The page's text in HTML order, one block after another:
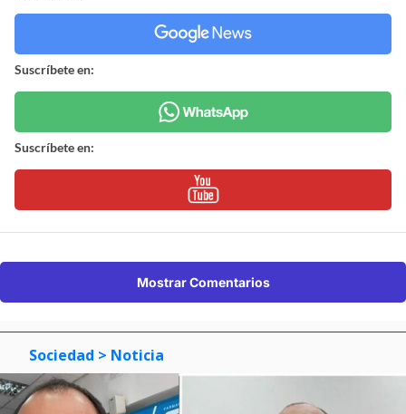
Suscríbete en:
Suscríbete en:
Mostrar Comentarios
Sociedad > Noticia